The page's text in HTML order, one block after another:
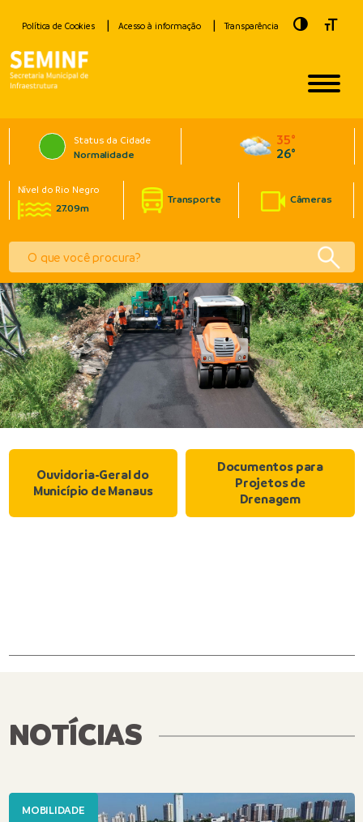
Política de Cookies Acesso à informação Transparência Toggle
Status da Cidade
Normalidade
35°
26°
Nível do Rio Negro
27.09m
Transporte Câmeras
Ouvidoria-Geral do
Município de Manaus
Documentos para
Projetos de
Drenagem
NOTÍCIAS
MOBILIDADE